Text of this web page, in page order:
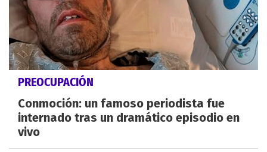
PREOCUPACIÓN
Conmoción: un famoso periodista fue
internado tras un dramático episodio en
vivo